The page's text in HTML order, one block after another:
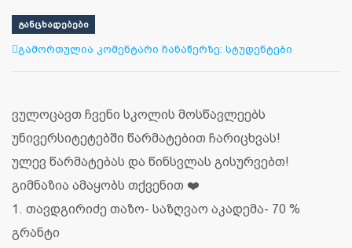
ᲒᲐᲜᲪᲮᲐᲓᲔᲑᲔᲑᲘ
გამორთულია კომენტარი ჩანაწერზე: სტუდენტები
ვულოცავთ ჩვენი სკოლის მოსწავლეებს
უნივერსიტეტებში წარმატებით ჩარიცხვას!
ულევ წარმატებას და წინსვლას გისურვებთ!
გიმნაზია ამაყობს თქვენით ❤️
1. თავდგირიძე თაზო- საზღვაო აკადემა- 70 %
გრანტი